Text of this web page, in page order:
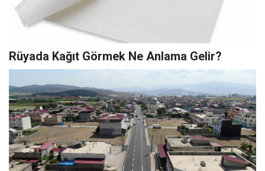
Rüyada Kağıt Görmek Ne Anlama Gelir?